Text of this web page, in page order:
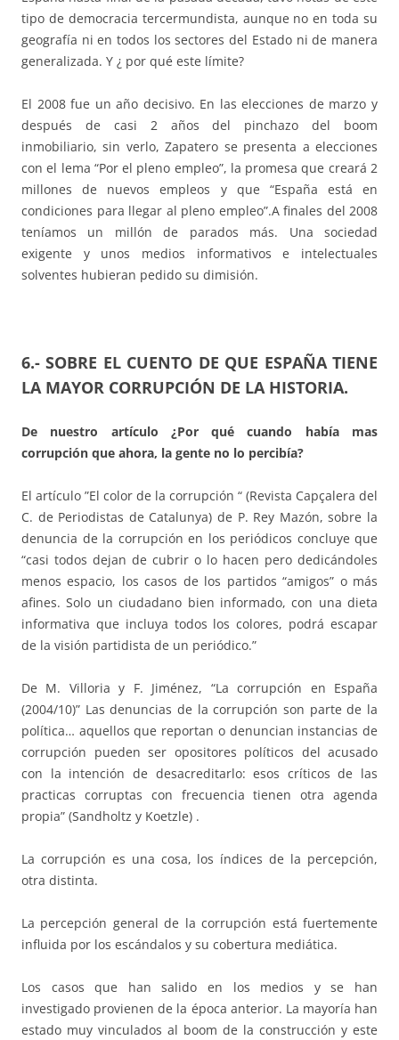
tipo de democracia tercermundista, aunque no en toda su
geografía ni en todos los sectores del Estado ni de manera
generalizada. Y ¿ por qué este límite?
El 2008 fue un año decisivo. En las elecciones de marzo y
después de casi 2 años del pinchazo del boom
inmobiliario, sin verlo, Zapatero se presenta a elecciones
con el lema “Por el pleno empleo”, la promesa que creará 2
millones de nuevos empleos y que “España está en
condiciones para llegar al pleno empleo”.A finales del 2008
teníamos un millón de parados más. Una sociedad
exigente y unos medios informativos e intelectuales
solventes hubieran pedido su dimisión.
6.- SOBRE EL CUENTO DE QUE ESPAÑA TIENE
LA MAYOR CORRUPCIÓN DE LA HISTORIA.
De nuestro artículo ¿Por qué cuando había mas
corrupción que ahora, la gente no lo percibía?
El artículo ”El color de la corrupción “ (Revista Capçalera del
C. de Periodistas de Catalunya) de P. Rey Mazón, sobre la
denuncia de la corrupción en los periódicos concluye que
“casi todos dejan de cubrir o lo hacen pero dedicándoles
menos espacio, los casos de los partidos “amigos” o más
afines. Solo un ciudadano bien informado, con una dieta
informativa que incluya todos los colores, podrá escapar
de la visión partidista de un periódico.”
De M. Villoria y F. Jiménez, “La corrupción en España
(2004/10)” Las denuncias de la corrupción son parte de la
política… aquellos que reportan o denuncian instancias de
corrupción pueden ser opositores políticos del acusado
con la intención de desacreditarlo: esos críticos de las
practicas corruptas con frecuencia tienen otra agenda
propia” (Sandholtz y Koetzle) .
La corrupción es una cosa, los índices de la percepción,
otra distinta.
La percepción general de la corrupción está fuertemente
influida por los escándalos y su cobertura mediática.
Los casos que han salido en los medios y se han
investigado provienen de la época anterior. La mayoría han
estado muy vinculados al boom de la construcción y este